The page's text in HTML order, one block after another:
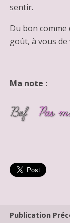
sentir.
Du bon comme
goût, à vous de
Ma note :
Publication